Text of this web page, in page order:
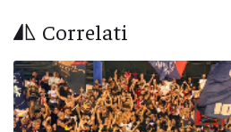
Correlati